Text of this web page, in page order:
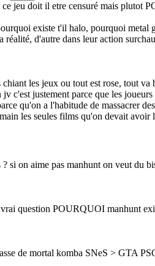
ce jeu doit il etre censuré mais plutot
existe t'il halo, pourquoi metal
réalité, d'autre dans leur action
les jeux ou tout est rose, tout
c'est justement parce que les
qu'on a l'habitude de massacrer
les seules films qu'on devait
si on aime pas manhunt on veut du
question POURQUOI manhunt
de mortal komba SNeS > GTA